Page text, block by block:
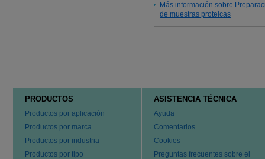
Más información sobre
de muestras proteicas
PRODUCTOS
Productos por aplicación
Productos por marca
Productos por industria
Productos por tipo
ASISTENCIA TÉCNICA
Ayuda
Comentarios
Cookies
Preguntas frecuentes sobre el